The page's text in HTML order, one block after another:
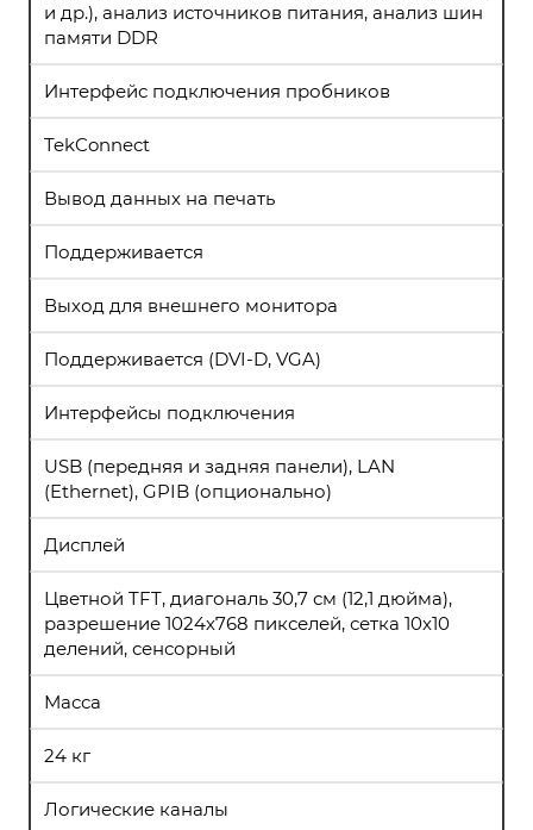
и др.), анализ источников питания, анализ шин
памяти DDR
Интерфейс подключения пробников
TekConnect
Вывод данных на печать
Поддерживается
Выход для внешнего монитора
Поддерживается (DVI-D, VGA)
Интерфейсы подключения
USB (передняя и задняя панели), LAN
(Ethernet), GPIB (опционально)
Дисплей
Цветной TFT, диагональ 30,7 см (12,1 дюйма),
разрешение 1024х768 пикселей, сетка 10х10
делений, сенсорный
Масса
24 кг
Логические каналы